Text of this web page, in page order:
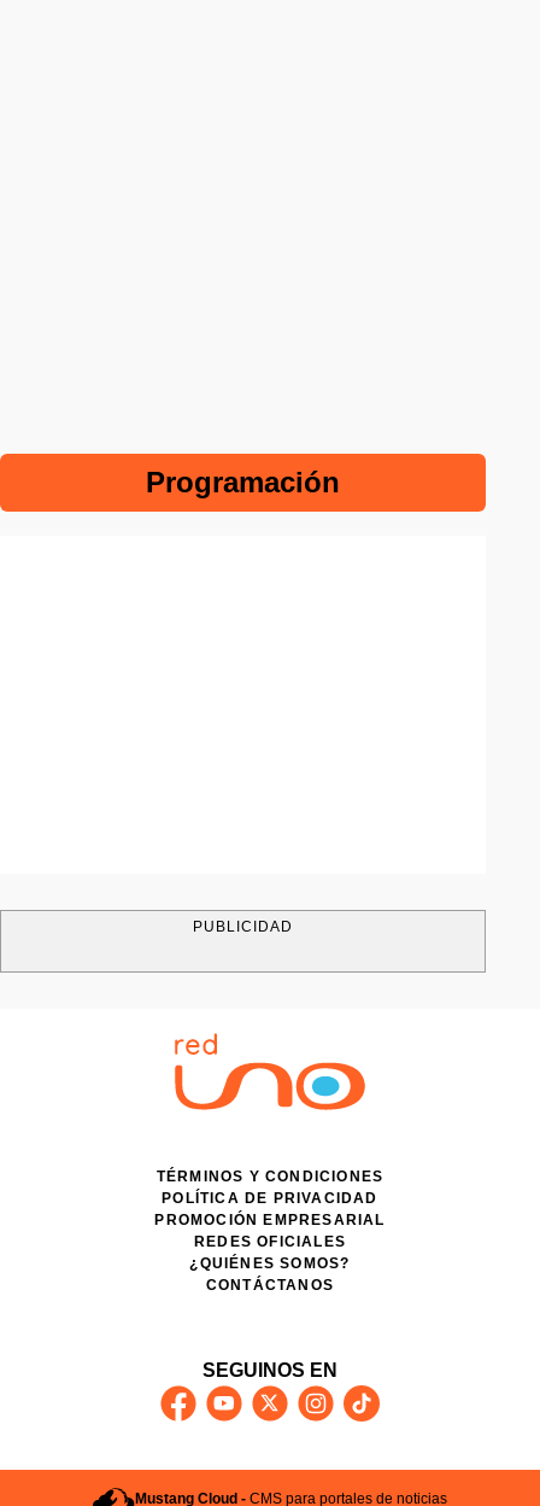
Programación
PUBLICIDAD
TÉRMINOS Y CONDICIONES
POLÍTICA DE PRIVACIDAD
PROMOCIÓN EMPRESARIAL
REDES OFICIALES
¿QUIÉNES SOMOS?
CONTÁCTANOS
SEGUINOS EN
Mustang Cloud -CMS para portales de noticias